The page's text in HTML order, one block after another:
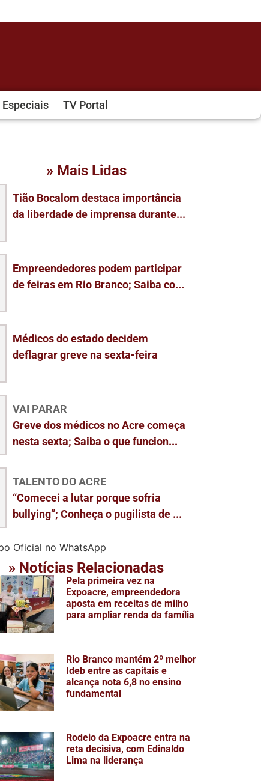
Especiais TV Portal
» Mais Lidas
Tião Bocalom destaca importância
da liberdade de imprensa durante...
Empreendedores podem participar
de feiras em Rio Branco; Saiba co...
Médicos do estado decidem
deflagrar greve na sexta-feira
VAI PARAR
Greve dos médicos no Acre começa
nesta sexta; Saiba o que funcion...
TALENTO DO ACRE
“Comecei a lutar porque sofria
bullying”; Conheça o pugilista de ...
» Notícias Relacionadas
Pela primeira vez na
Expoacre, empreendedora
aposta em receitas de milho
para ampliar renda da família
Rio Branco mantém 2º melhor
Ideb entre as capitais e
alcança nota 6,8 no ensino
fundamental
Rodeio da Expoacre entra na
reta decisiva, com Edinaldo
Lima na liderança